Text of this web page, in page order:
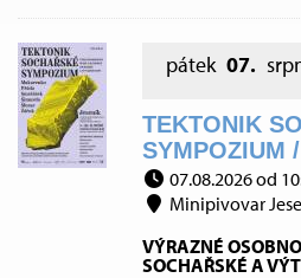
pátek 07.
TEKTONIK
SYMPOZIUM
07.08.2026 od
Minipivovar
VÝRAZNÉ
SOCHAŘSKÉ A